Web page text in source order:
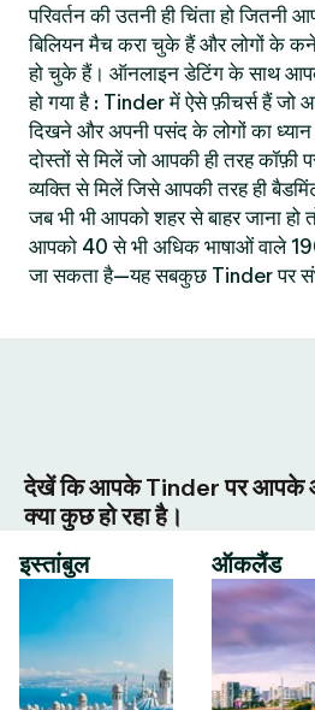
परिवर्तन की उतनी ही चिंता हो
बिलियन मैच करा चुके हैं और लोगों के
हो चुके हैं। ऑनलाइन डेटिंग के साथ
हो गया है : Tinder में ऐसे फ़ीचर्स हैं
दिखने और अपनी पसंद के लोगों का
दोस्तों से मिलें जो आपकी ही तरह कॉफ़ी
व्यक्ति से मिलें जिसे आपकी तरह ही
जब भी भी आपको शहर से बाहर जाना हो
आपको 40 से भी अधिक भाषाओं वाले
जा सकता है—यह सबकुछ Tinder पर
देखें कि आपके Tinder पर आपके
क्या कुछ हो रहा है।
इस्तांबुल
ऑकलैंड